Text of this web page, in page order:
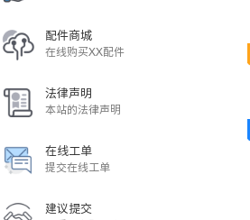
配件商城
在线购买XX配件
法律声明
本站的法律声明
在线工单
提交在线工单
建议提交